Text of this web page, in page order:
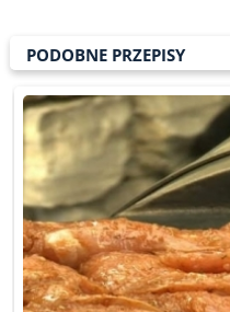
PODOBNE PRZEPISY